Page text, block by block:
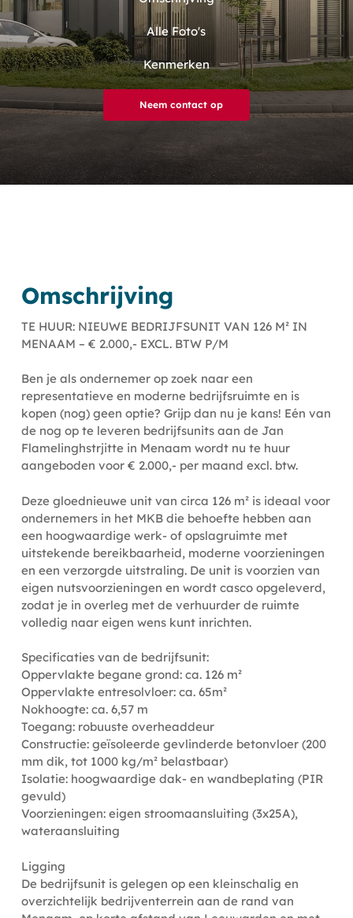
Alle Foto's
Kenmerken
Neem contact op
Omschrijving
TE HUUR: NIEUWE BEDRIJFSUNIT VAN 126 M² IN
MENAAM – € 2.000,- EXCL. BTW P/M
Ben je als ondernemer op zoek naar een
representatieve en moderne bedrijfsruimte en is
kopen (nog) geen optie? Grijp dan nu je kans! Eén van
de nog op te leveren bedrijfsunits aan de Jan
Flamelinghstrjitte in Menaam wordt nu te huur
aangeboden voor € 2.000,- per maand excl. btw.
Deze gloednieuwe unit van circa 126 m² is ideaal voor
ondernemers in het MKB die behoefte hebben aan
een hoogwaardige werk- of opslagruimte met
uitstekende bereikbaarheid, moderne voorzieningen
en een verzorgde uitstraling. De unit is voorzien van
eigen nutsvoorzieningen en wordt casco opgeleverd,
zodat je in overleg met de verhuurder de ruimte
volledig naar eigen wens kunt inrichten.
Specificaties van de bedrijfsunit:
Oppervlakte begane grond: ca. 126 m²
Oppervlakte entresolvloer: ca. 65m²
Nokhoogte: ca. 6,57 m
Toegang: robuuste overheaddeur
Constructie: geïsoleerde gevlinderde betonvloer (200
mm dik, tot 1000 kg/m² belastbaar)
Isolatie: hoogwaardige dak- en wandbeplating (PIR
gevuld)
Voorzieningen: eigen stroomaansluiting (3x25A),
wateraansluiting
Ligging
De bedrijfsunit is gelegen op een kleinschalig en
overzichtelijk bedrijventerrein aan de rand van